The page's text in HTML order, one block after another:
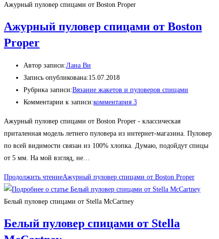
Ажурный пуловер спицами от Boston Proper
Ажурный пуловер спицами от Boston
Proper
Автор записи:Лана Ви
Запись опубликована:15.07.2018
Рубрика записи:Вязание жакетов и пуловеров спицами
Комментарии к записи:комментария 3
Ажурный пуловер спицами от Boston Proper - классическая
приталенная модель летнего пуловера из интернет-магазина. Пуловер
по всей видимости связан из 100% хлопка. Думаю, подойдут спицы
от 5 мм. На мой взгляд, не…
Продолжить чтениеАжурный пуловер спицами от Boston Proper
Белый пуловер спицами от Stella McCartney
Белый пуловер спицами от Stella